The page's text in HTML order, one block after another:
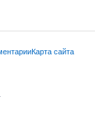
Карта сайта